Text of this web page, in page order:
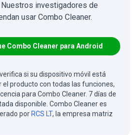
investigadores de
usar Combo Cleaner.
Combo Cleaner para Android
si su dispositivo móvil está
producto con todas las funciones,
para Combo Cleaner. 7 días de
disponible. Combo Cleaner es
por RCS LT, la empresa matriz